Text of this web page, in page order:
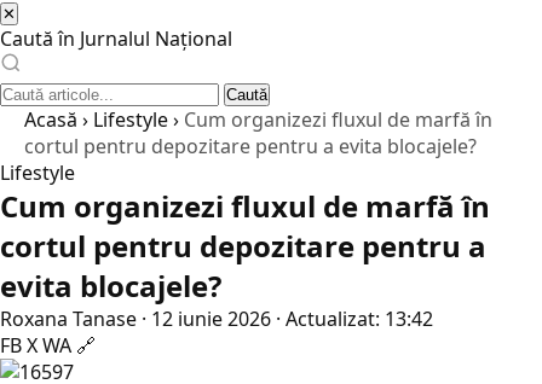
✕
Caută în Jurnalul Național
Caută
Acasă › Lifestyle› Cum organizezi fluxul de marfă în
cortul pentru depozitare pentru a evita blocajele?
Lifestyle
Cum organizezi fluxul de marfă în
cortul pentru depozitare pentru a
evita blocajele?
Roxana Tanase · 12 iunie 2026 · Actualizat: 13:42
FBXWA 🔗